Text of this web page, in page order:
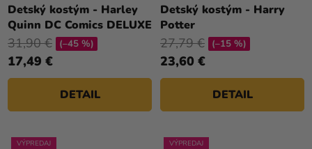
Detský kostým - Harley
Quinn DC Comics DELUXE
17,49 €
31,90 € (–45 %)
DETAIL
Detský kostým - Harry
Potter
23,60 €
27,79 € (–15 %)
DETAIL
VÝPREDAJ VÝPREDAJ